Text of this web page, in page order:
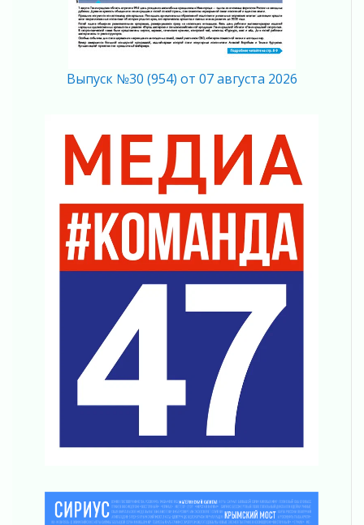
03 августа 2026
Новая площадка: 2027
03 августа 2026
Часть медиков в Ленобласти сможет
рассчитывать на доплату от региона
ликвидировали 10 пожаров
03 августа 2026
Клюква наливается, но в корзинку пока не
03 августа 2026
Строительные компании Ленобласти
подняли зарплаты почти на 40% за год
03 августа 2026
Шесть новых жизней в честь дня рождения
Ленинградской области
Уроки безопасности для детей и взрослых
03 августа 2026
Ленобласть отмечает День Воздушно-
десантных войск
«Активное лето»
регионом и страной
02 августа 2026
Выпуск №30 (954) от 07 августа 2026